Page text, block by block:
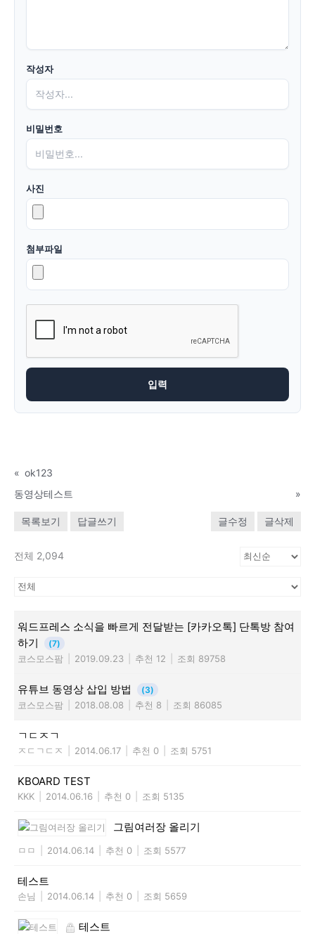
작성자
비밀번호
사진
첨부파일
« ok123
동영상테스트
»
목록보기 답글쓰기 글수정 글삭제
전체 2,094
워드프레스 소식을 빠르게 전달받는 [카카오톡] 단톡방 참여
하기
(7)
코스모스팜 2019.09.23 추천 12 조회 89758
유튜브 동영상 삽입 방법 (3)
코스모스팜 2018.08.08 추천 8 조회 86085
ㄱㄷㅈㄱ
ㅈㄷㄱㄷㅈ 2014.06.17 추천 0 조회 5751
KBOARD TEST
KKK 2014.06.16 추천 0 조회 5135
그림여러장 올리기
ㅁㅁ 2014.06.14 추천 0 조회 5577
테스트
손님 2014.06.14 추천 0 조회 5659
테스트